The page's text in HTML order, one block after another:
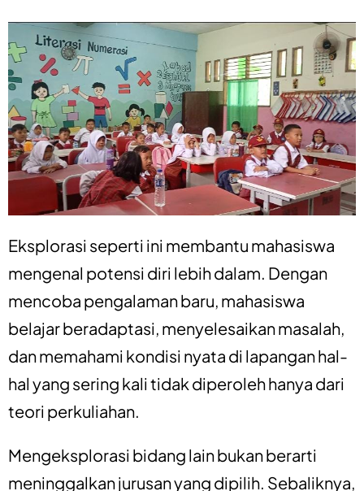
Eksplorasi seperti ini membantu mahasiswa
mengenal potensi diri lebih dalam. Dengan
mencoba pengalaman baru, mahasiswa
belajar beradaptasi, menyelesaikan masalah,
dan memahami kondisi nyata di lapangan hal-
hal yang sering kali tidak diperoleh hanya dari
teori perkuliahan.
Mengeksplorasi bidang lain bukan berarti
meninggalkan jurusan yang dipilih. Sebaliknya,